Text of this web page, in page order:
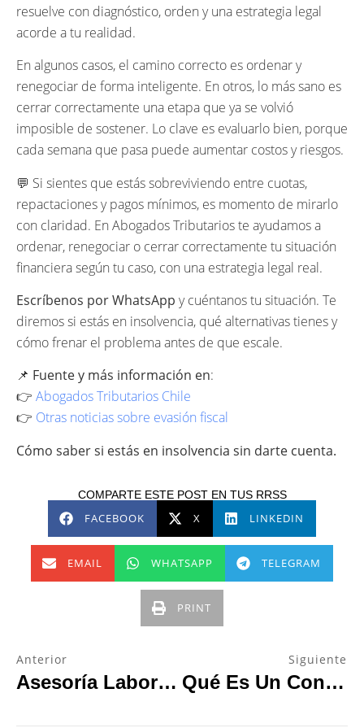
resuelve con diagnóstico, orden y una estrategia legal
acorde a tu realidad.
En algunos casos, el camino correcto es ordenar y
renegociar de forma inteligente. En otros, lo más sano es
cerrar correctamente una etapa que ya se volvió
imposible de sostener. Lo clave es evaluarlo bien, porque
cada semana que pasa puede aumentar costos y riesgos.
💬 Si sientes que estás sobreviviendo entre cuotas,
repactaciones y pagos mínimos, es momento de mirarlo
con claridad. En Abogados Tributarios te ayudamos a
ordenar, renegociar o cerrar correctamente tu situación
financiera según tu caso, con una estrategia legal real.
Escríbenos por WhatsApp y cuéntanos tu situación. Te
diremos si estás en insolvencia, qué alternativas tienes y
cómo frenar el problema antes de que escale.
📌 Fuente y más información en:
👉 Abogados Tributarios Chile
👉 Otras noticias sobre evasión fiscal
Cómo saber si estás en insolvencia sin darte cuenta.
COMPARTE ESTE POST EN TUS RRSS
FACEBOOK X LINKEDIN
EMAIL WHATSAPP TELEGRAM
PRINT
Anterior
Asesoría Laboral Preventiva Vs Reactiva: Cuál Necesita Tu Empresa
Siguiente
Qué Es Un Convenio Con La TGR Y Cómo Funciona En Chile